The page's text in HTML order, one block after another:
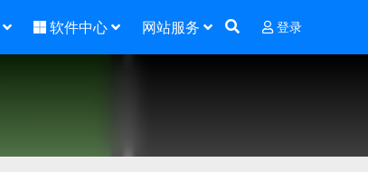
软件中心 网站服务 登录